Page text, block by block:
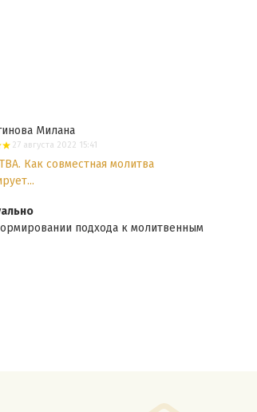
Милана
27 августа 2022 15:41
Как совместная молитва
подхода к молитвенным